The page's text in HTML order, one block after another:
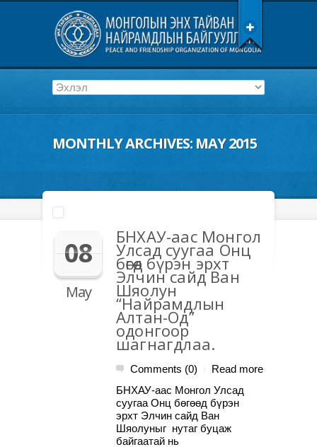
MONTHLY ARCHIVES:MAY 2015
08
May
БНХАУ-аас Монгол
Улсад суугаа Онц
бөгөөд бүрэн эрхт
Элчин сайд Ван
Шяолун
“Найрамдлын
Алтан-Од”
одонгоор
шагнагдлаа.
Comments (0)
Read more
БНХАУ-аас Монгол Улсад
суугаа Онц бөгөөд бүрэн
эрхт Элчин сайд Ван
Шяолуныг нутаг буцаж
байгаатай нь